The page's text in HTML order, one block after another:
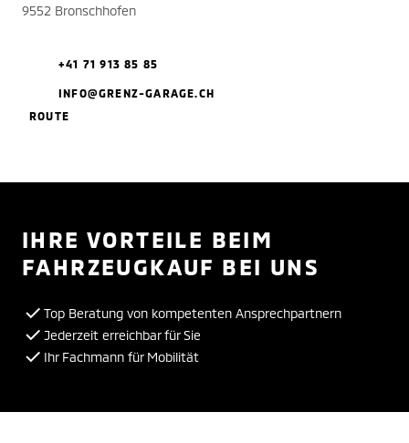
9552 Bronschhofen
+41 71 913 85 85
INFO@GRENZ-GARAGE.CH
ROUTE
IHRE VORTEILE BEIM
FAHRZEUGKAUF BEI UNS
Top Beratung von kompetenten Ansprechpartnern
Jederzeit erreichbar für Sie
Ihr Fachmann für Mobilität